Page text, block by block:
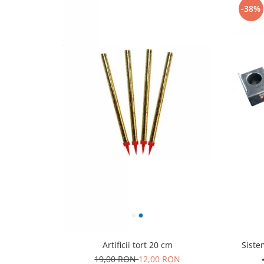
Artificii tort 20 cm
19,00 RON12,00 RON
-38%